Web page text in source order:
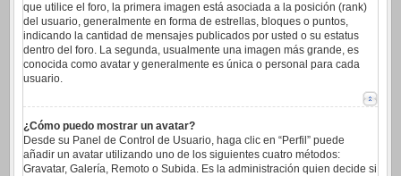
que utilice el foro, la primera imagen está asociada a la posición (rank)
del usuario, generalmente en forma de estrellas, bloques o puntos,
indicando la cantidad de mensajes publicados por usted o su estatus
dentro del foro. La segunda, usualmente una imagen más grande, es
conocida como avatar y generalmente es única o personal para cada
usuario.
¿Cómo puedo mostrar un avatar?
Desde su Panel de Control de Usuario, haga clic en “Perfil” puede
añadir un avatar utilizando uno de los siguientes cuatro métodos:
Gravatar, Galería, Remoto o Subida. Es la administración quien decide si